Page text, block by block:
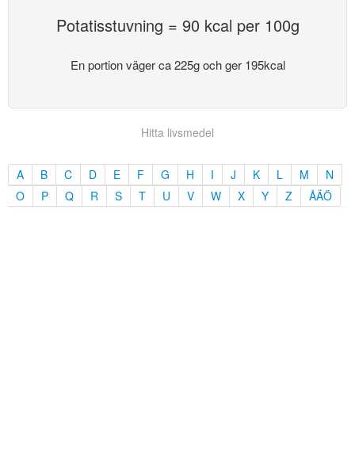
Potatisstuvning = 90 kcal per 100g
En portion väger ca 225g och ger 195kcal
Hitta livsmedel
A B C D E F G H I J K L M
N
O
P Q R S T U V W X Y Z ÅÄÖ